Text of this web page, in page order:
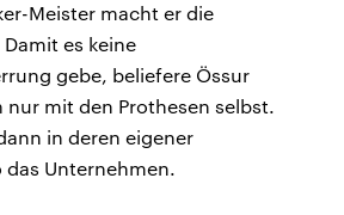
Meister macht er die
es keine
gebe, beliefere Össur
mit den Prothesen selbst.
in deren eigener
Unternehmen.